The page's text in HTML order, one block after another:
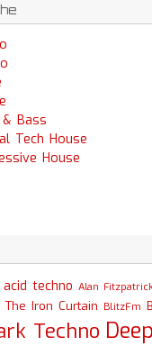
Bass
Tech House
House
acid techno Alan
The Iron Curtain BlitzFm
Techno